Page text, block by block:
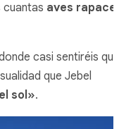
cuantas aves
casi sentiréis que
que Jebel
sol».